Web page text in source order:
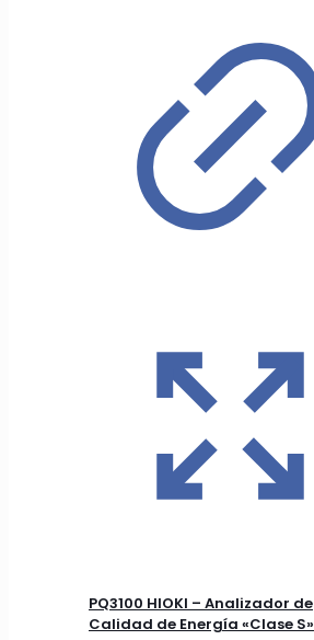
PQ3100 HIOKI – Analizador de
Calidad de Energía «Clase S»